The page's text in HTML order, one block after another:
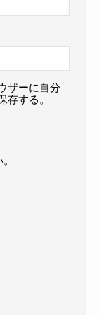
ザーに自分
存する。